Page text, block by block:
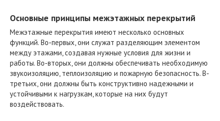
Основные принципы межэтажных перекрытий
Межэтажные перекрытия имеют несколько основных
функций. Во-первых, они служат разделяющим элементом
между этажами, создавая нужные условия для жизни и
работы. Во-вторых, они должны обеспечивать необходимую
звукоизоляцию, теплоизоляцию и пожарную безопасность. В-
третьих, они должны быть конструктивно надежными и
устойчивыми к нагрузкам, которые на них будут
воздействовать.